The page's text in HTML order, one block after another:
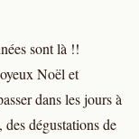
sont là !!
Noël et
dans les jours à
dégustations de